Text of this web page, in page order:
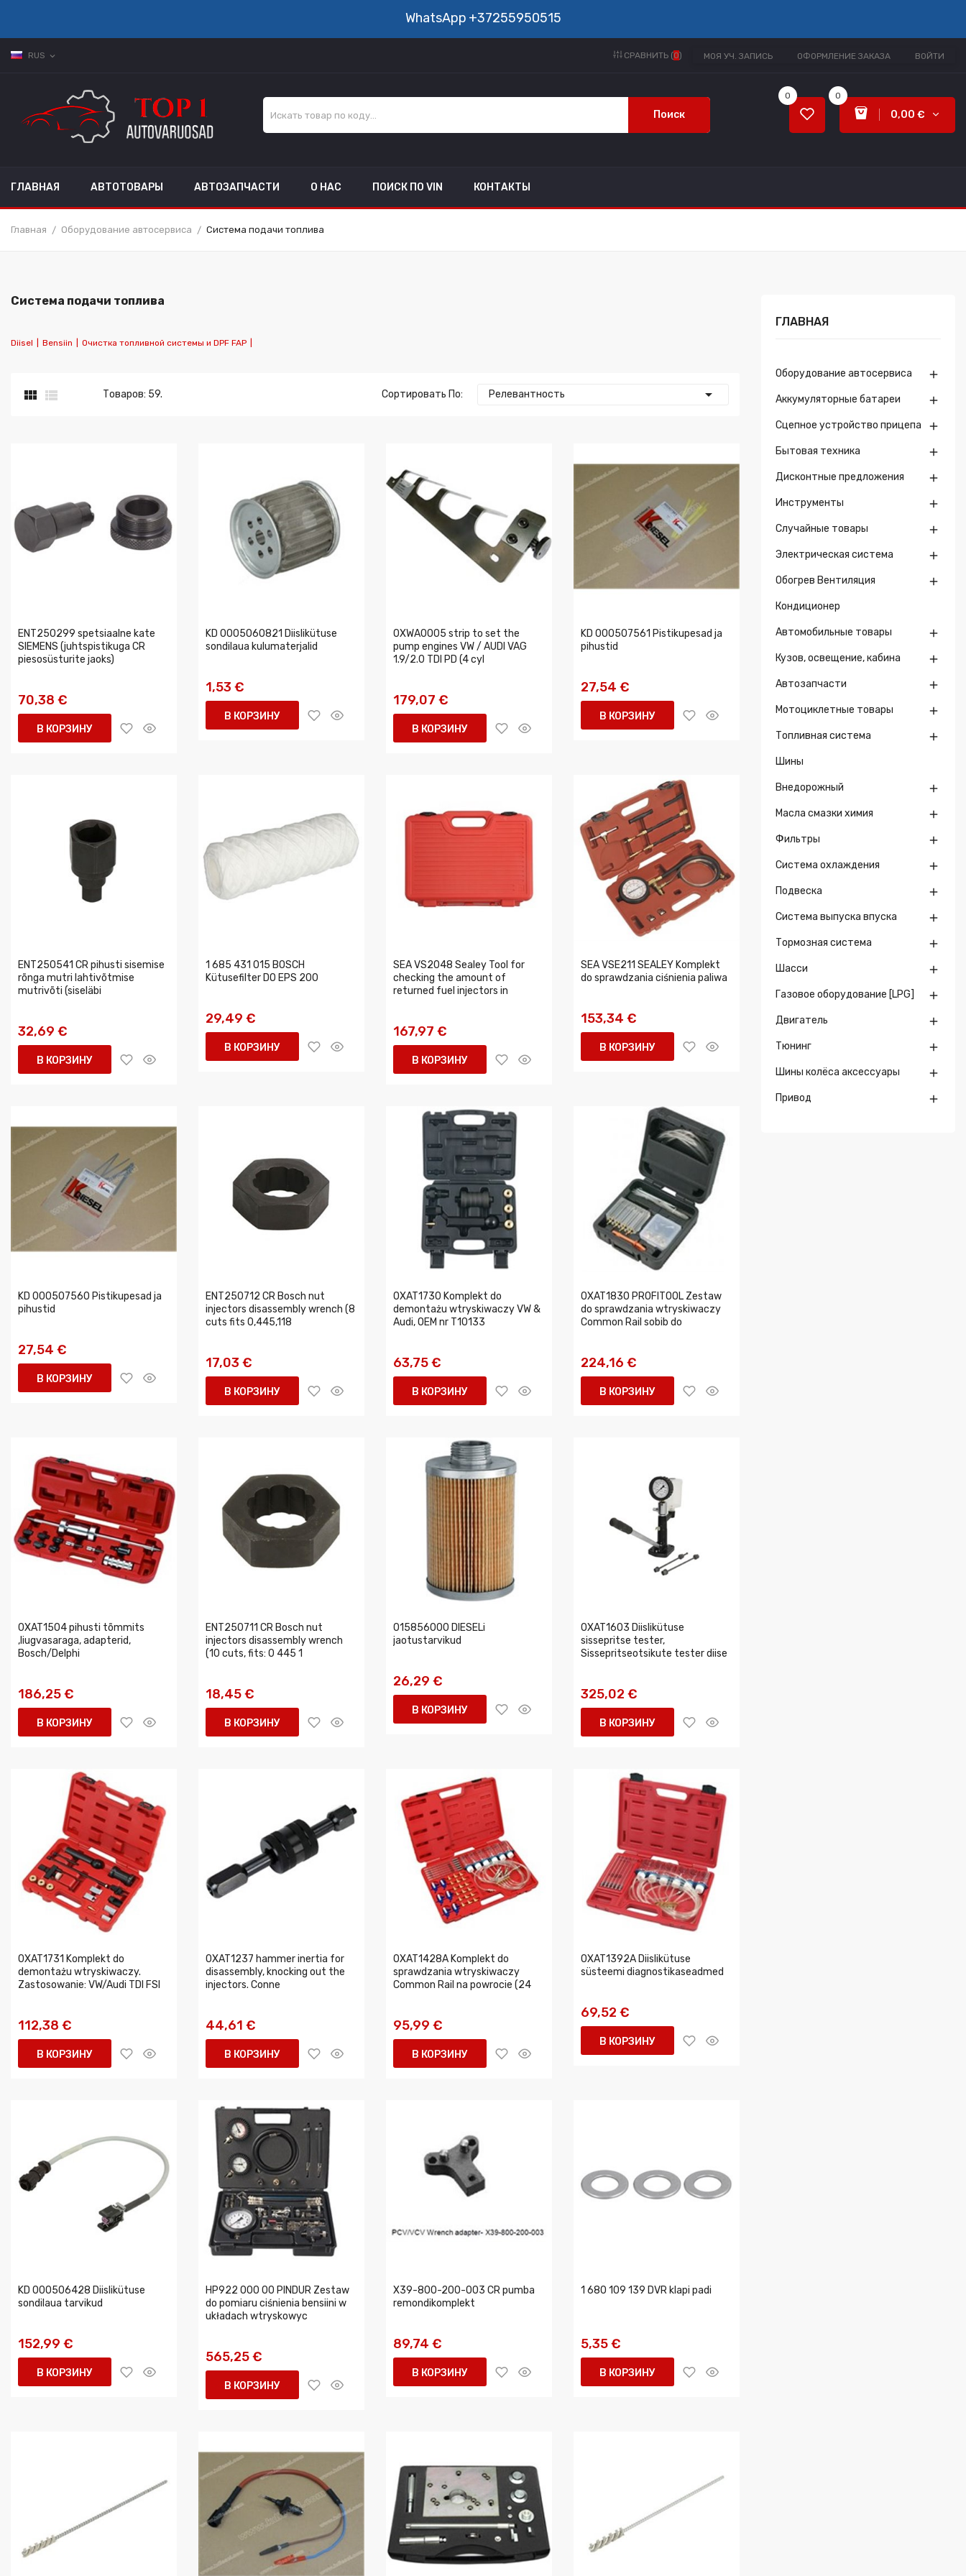
WhatsApp +37255950515
RUS expand_more МОЯ УЧ. ЗАПИСЬ ОФОРМЛЕНИЕ ЗАКАЗА ВОЙТИ
СРАВНИТЬ (0)
Поиск
0
0,00 €
0
ГЛАВНАЯ АВТОТОВАРЫ АВТОЗАПЧАСТИ О НАС ПОИСК ПО VIN КОНТАКТЫ
Главная Оборудование автосервиса Система подачи топлива
Система подачи топлива
Diisel Bensiin Очистка топливной системы и DPF FAP
  Товаров: 59. Сортировать По: Релевантность 
ENT250299 spetsiaalne kate
SIEMENS (juhtspistikuga CR
piesosüsturite jaoks)
70,38 €
В КОРЗИНУ
KD 0005060821 Diislikütuse
sondilaua kulumaterjalid
1,53 €
В КОРЗИНУ
0XWA0005 strip to set the
pump engines VW / AUDI VAG
1.9/2.0 TDI PD (4 cyl
179,07 €
В КОРЗИНУ
KD 000507561 Pistikupesad ja
pihustid
27,54 €
В КОРЗИНУ
ENT250541 CR pihusti sisemise
rõnga mutri lahtivõtmise
mutrivõti (siseläbi
32,69 €
В КОРЗИНУ
1 685 431 015 BOSCH
Kütusefilter DO EPS 200
29,49 €
В КОРЗИНУ
SEA VS2048 Sealey Tool for
checking the amount of
returned fuel injectors in
167,97 €
В КОРЗИНУ
SEA VSE211 SEALEY Komplekt
do sprawdzania ciśnienia paliwa
153,34 €
В КОРЗИНУ
KD 000507560 Pistikupesad ja
pihustid
27,54 €
В КОРЗИНУ
ENT250712 CR Bosch nut
injectors disassembly wrench (8
cuts fits 0,445,118
17,03 €
В КОРЗИНУ
0XAT1730 Komplekt do
demontażu wtryskiwaczy VW &
Audi, OEM nr T10133
63,75 €
В КОРЗИНУ
0XAT1830 PROFITOOL Zestaw
do sprawdzania wtryskiwaczy
Common Rail sobib do
224,16 €
В КОРЗИНУ
0XAT1504 pihusti tõmmits
,liugvasaraga, adapterid,
Bosch/Delphi
186,25 €
В КОРЗИНУ
ENT250711 CR Bosch nut
injectors disassembly wrench
(10 cuts, fits: 0 445 1
18,45 €
В КОРЗИНУ
015856000 DIESELi
jaotustarvikud
26,29 €
В КОРЗИНУ
0XAT1603 Diislikütuse
sissepritse tester,
Sissepritseotsikute tester diise
325,02 €
В КОРЗИНУ
0XAT1731 Komplekt do
demontażu wtryskiwaczy.
Zastosowanie: VW/Audi TDI FSI
112,38 €
В КОРЗИНУ
0XAT1237 hammer inertia for
disassembly, knocking out the
injectors. Conne
44,61 €
В КОРЗИНУ
0XAT1428A Komplekt do
sprawdzania wtryskiwaczy
Common Rail na powrocie (24
95,99 €
В КОРЗИНУ
0XAT1392A Diislikütuse
süsteemi diagnostikaseadmed
69,52 €
В КОРЗИНУ
KD 000506428 Diislikütuse
sondilaua tarvikud
152,99 €
В КОРЗИНУ
HP922 000 00 PINDUR Zestaw
do pomiaru ciśnienia bensiini w
układach wtryskowyc
565,25 €
В КОРЗИНУ
X39-800-200-003 CR pumba
remondikomplekt
89,74 €
В КОРЗИНУ
1 680 109 139 DVR klapi padi
5,35 €
В КОРЗИНУ
ГЛАВНАЯ
Оборудование автосервиса 
Аккумуляторные батареи 
Сцепное устройство прицепа 
Бытовая техника 
Дисконтные предложения 
Инструменты 
Случайные товары 
Электрическая система 
Обогрев Вентиляция
Кондиционер

Автомобильные товары 
Кузов, освещение, кабина 
Автозапчасти 
Мотоциклетные товары 
Топливная система 
Шины
Внедорожный 
Масла смазки химия 
Фильтры 
Система охлаждения 
Подвеска 
Система выпуска впуска 
Тормозная система 
Шасси 
Газовое оборудование [LPG] 
Двигатель 
Тюнинг 
Шины колёса аксессуары 
Привод 